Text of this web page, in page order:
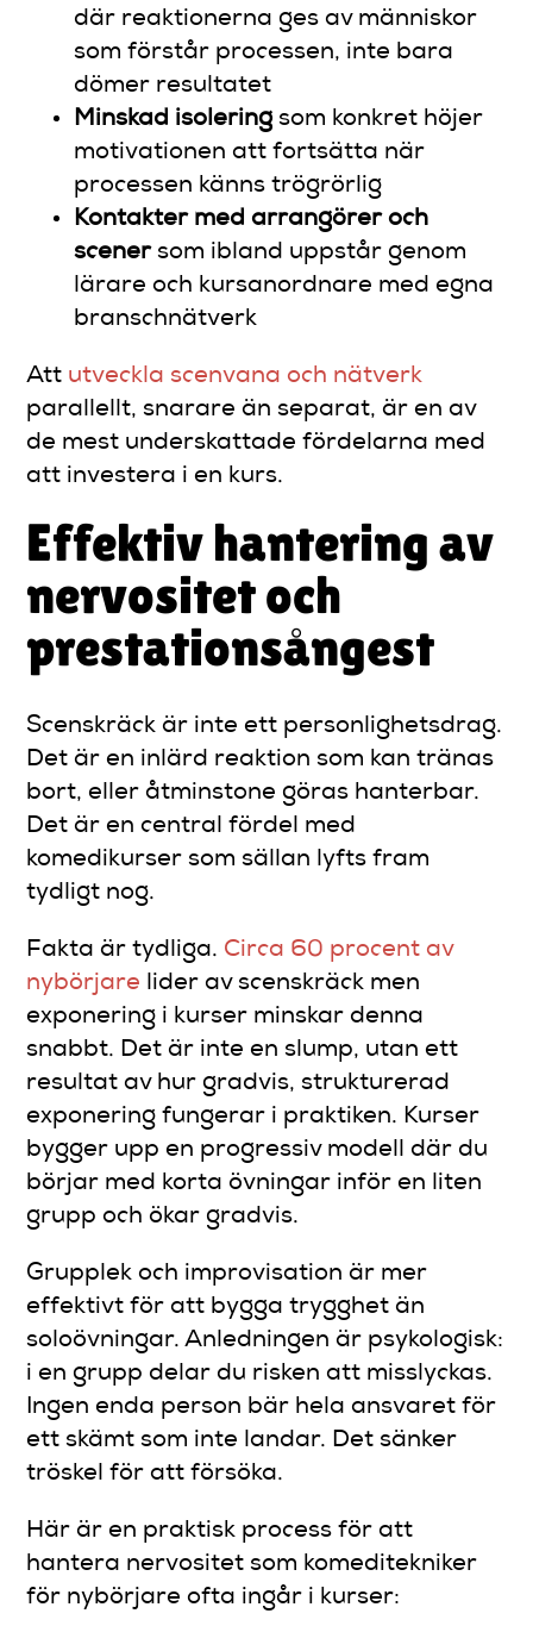
där reaktionerna ges av människor
som förstår processen, inte bara
dömer resultatet
Minskad isolering som konkret höjer
motivationen att fortsätta när
processen känns trögrörlig
Kontakter med arrangörer och
scenersom ibland uppstår genom
lärare och kursanordnare med egna
branschnätverk
Att utveckla scenvana och nätverk
parallellt, snarare än separat, är en av
de mest underskattade fördelarna med
att investera i en kurs.
Effektiv hantering av
nervositet och
prestationsångest
Scenskräck är inte ett personlighetsdrag.
Det är en inlärd reaktion som kan tränas
bort, eller åtminstone göras hanterbar.
Det är en central fördel med
komedikurser som sällan lyfts fram
tydligt nog.
Fakta är tydliga. Circa 60 procent av
nybörjare lider av scenskräck men
exponering i kurser minskar denna
snabbt. Det är inte en slump, utan ett
resultat av hur gradvis, strukturerad
exponering fungerar i praktiken. Kurser
bygger upp en progressiv modell där du
börjar med korta övningar inför en liten
grupp och ökar gradvis.
Grupplek och improvisation är mer
effektivt för att bygga trygghet än
soloövningar. Anledningen är psykologisk:
i en grupp delar du risken att misslyckas.
Ingen enda person bär hela ansvaret för
ett skämt som inte landar. Det sänker
tröskel för att försöka.
Här är en praktisk process för att
hantera nervositet som komeditekniker
för nybörjare ofta ingår i kurser: